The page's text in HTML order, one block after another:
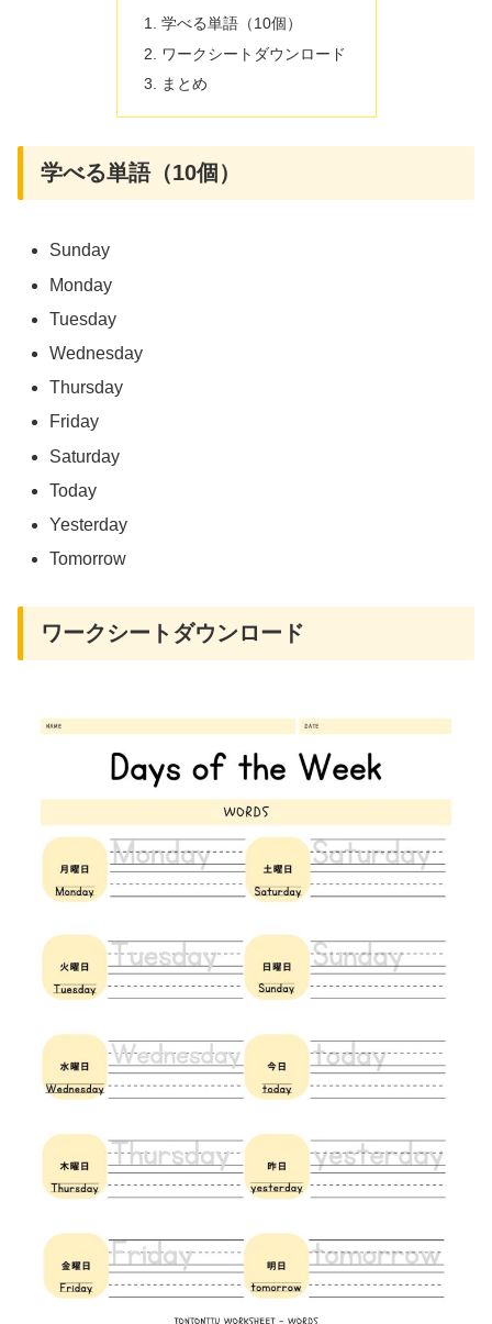
学べる単語（10個）
ワークシートダウンロード
まとめ
学べる単語（10個）
Sunday
Monday
Tuesday
Wednesday
Thursday
Friday
Saturday
Today
Yesterday
Tomorrow
ワークシートダウンロード